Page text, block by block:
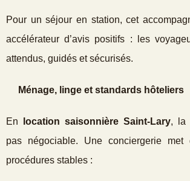
Pour un séjour en station, cet
accélérateur d’avis positifs : les
attendus, guidés et sécurisés.
Ménage, linge et standards hôteliers
En location saisonnière Saint‑Lary, la
pas négociable. Une conciergerie
procédures stables :